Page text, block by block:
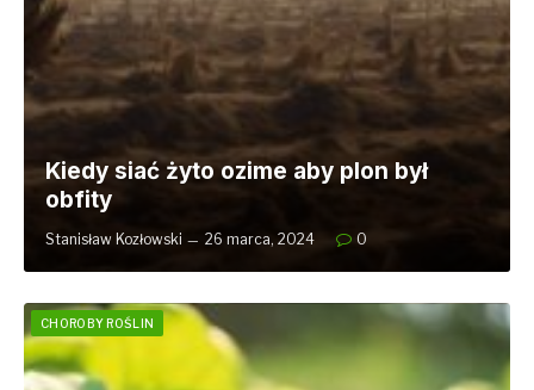
Kiedy siać żyto ozime aby plon był
obfity
Stanisław Kozłowski 26 marca, 2024 0
CHOROBY ROŚLIN